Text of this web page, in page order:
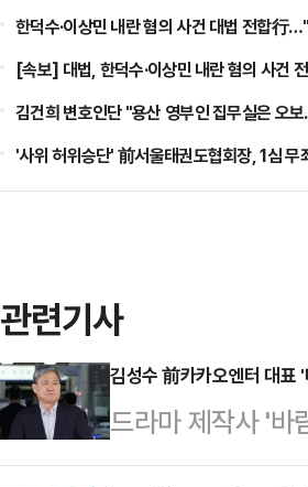
한덕수·이상민 내란 혐의 사건 대법 전합行
[속보] 대법, 한덕수·이상민 내란 혐의 사건
김건희 변호인단 "용산 영부인 집무실은 오
'사위 허위승단' 前서울태권도협회장, 1심 무
관련기사
김성수 前카카오엔터 대표
드라마 제작사 '바
소돼 1심에서 무